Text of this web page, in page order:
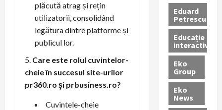
plăcută atrag și rețin
utilizatorii, consolidând
legătura dintre platforme și
publicul lor.
Care este rolul cuvintelor-
cheie în succesul site-urilor
pr360.ro și prbusiness.ro?
Cuvintele-cheie
Eduard
Petrescu
Educație
interactivă
Eko
Group
Eko
News